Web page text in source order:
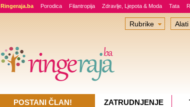
Ringeraja.ba Porodica Filantropija Zdravlje, Ljepota & Moda Tata
Rubrike Alati
POSTANI ČLAN! ZATRUDNJENJE